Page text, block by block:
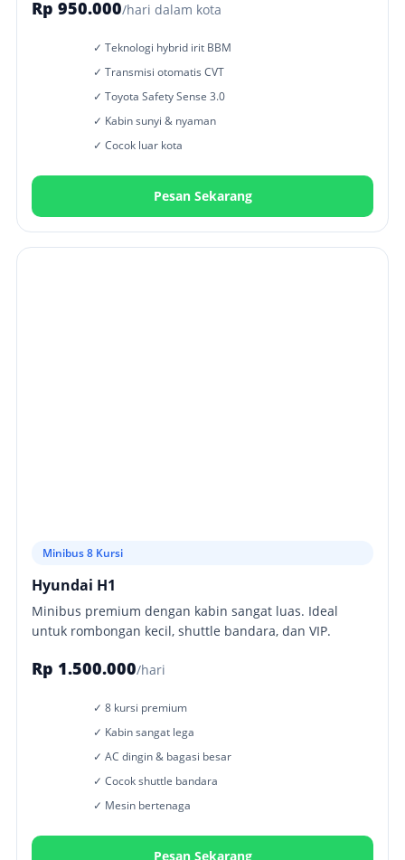
Rp 950.000/hari dalam kota
✓ Teknologi hybrid irit BBM
✓ Transmisi otomatis CVT
✓ Toyota Safety Sense 3.0
✓ Kabin sunyi & nyaman
✓ Cocok luar kota
Pesan Sekarang
Minibus 8 Kursi
Hyundai H1
Minibus premium dengan kabin sangat luas. Ideal
untuk rombongan kecil, shuttle bandara, dan VIP.
Rp 1.500.000/hari
✓ 8 kursi premium
✓ Kabin sangat lega
✓ AC dingin & bagasi besar
✓ Cocok shuttle bandara
✓ Mesin bertenaga
Pesan Sekarang